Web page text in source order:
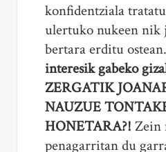
konfidentziala
ulertuko nukeen nik
bertara erditu ostean.
interesik gabeko
ZERGATIK
NAUZUE
HONETARA?! Zein
penagarritan du